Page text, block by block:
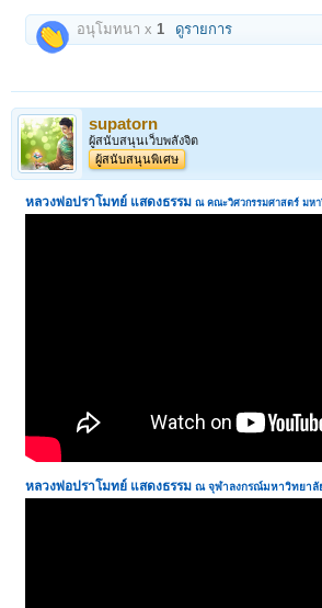
อนุโมทนา x1 ดูรายการ
supatorn
ผู้สนับสนุนเว็บพลังจิต
ผู้สนับสนุนพิเศษ
หลวงพ่อปราโมทย์ แสดงธรรมณ คณะวิศวกรรมศาสตร์ มห
หลวงพ่อปราโมทย์ แสดงธรรมณ จุฬาลงกรณ์มหาวิทยาลั